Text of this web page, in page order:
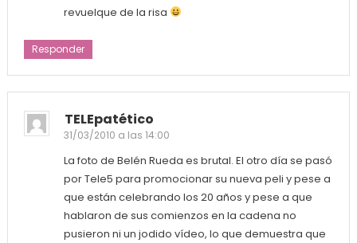
revuelque de la risa
Responder
TELEpatético
31/03/2010 a las 14:00
La foto de Belén Rueda es brutal. El otro día se pasó
por Tele5 para promocionar su nueva peli y pese a
que están celebrando los 20 años y pese a que
hablaron de sus comienzos en la cadena no
pusieron ni un jodido vídeo, lo que demuestra que